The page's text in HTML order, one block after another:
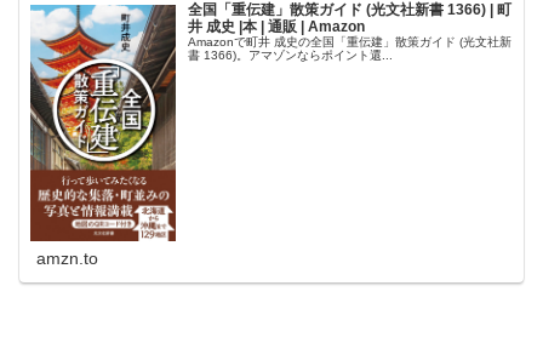
全国「重伝建」散策ガイド (光文社新書 1366) | 町
井 成史 |本 | 通販 | Amazon
Amazonで町井 成史の全国「重伝建」散策ガイド (光文社新
書 1366)。アマゾンならポイント還...
amzn.to